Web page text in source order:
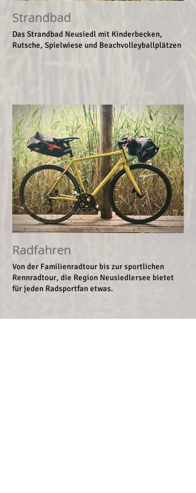
Strandbad
Das Strandbad Neusiedl mit Kinderbecken,
Rutsche, Spielwiese und Beachvolleyballplätzen
Radfahren
Von der Familienradtour bis zur sportlichen
Rennradtour, die Region Neusiedlersee bietet
für jeden Radsportfan etwas.